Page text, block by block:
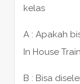
kelas
A : Apakah
In House
B : Bisa